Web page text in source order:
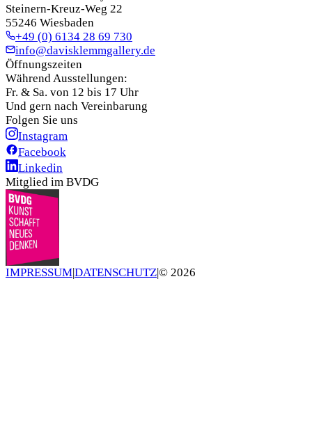
Steinern-Kreuz-Weg 22
55246 Wiesbaden
+49 (0) 6134 28 69 730
info@davisklemmgallery.de
Öffnungszeiten
Während Ausstellungen:
Fr. & Sa. von 12 bis 17 Uhr
Und gern nach Vereinbarung
Folgen Sie uns
Instagram
Facebook
Linkedin
Mitglied im BVDG
IMPRESSUM|DATENSCHUTZ|© 2026